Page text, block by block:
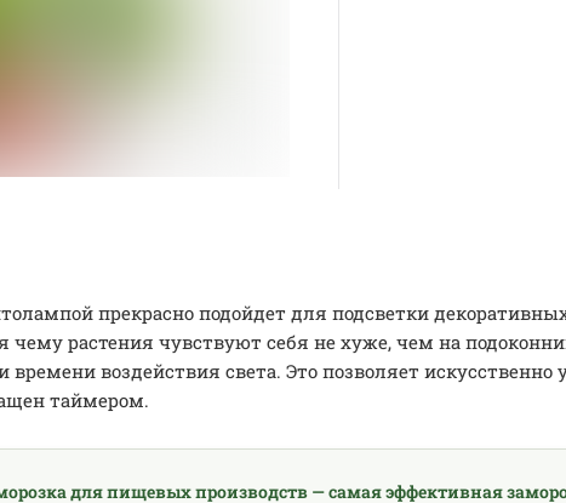
прекрасно подойдет для подсветки
чему растения чувствуют себя не хуже, чем на
воздействия света. Это позволяет
таймером.
для пищевых производств — самая эффективная